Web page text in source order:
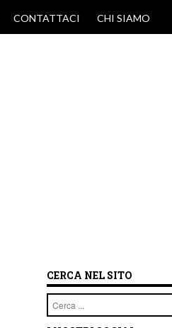
CONTATTACI CHI SIAMO
CERCA NEL SITO
Cerca